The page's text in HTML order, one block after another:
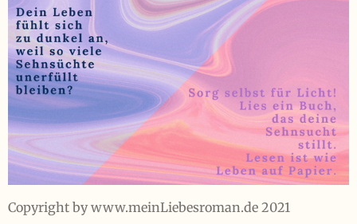
Copyright by www.meinLiebesroman.de 2021